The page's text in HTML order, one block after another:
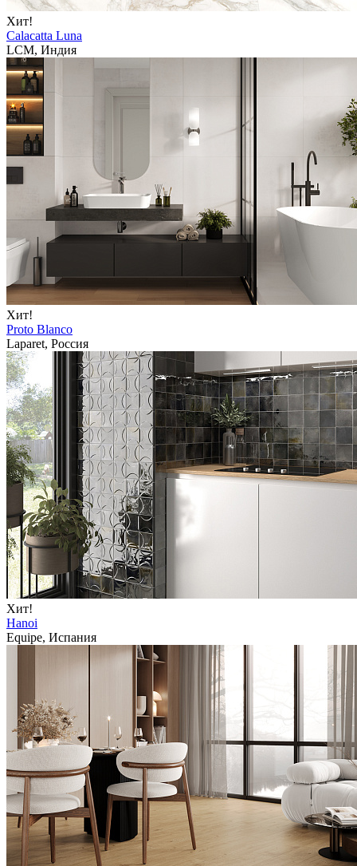
Хит!
Calacatta Luna
LCM, Индия
Хит!
Proto Blanco
Laparet, Россия
Хит!
Hanoi
Equipe, Испания